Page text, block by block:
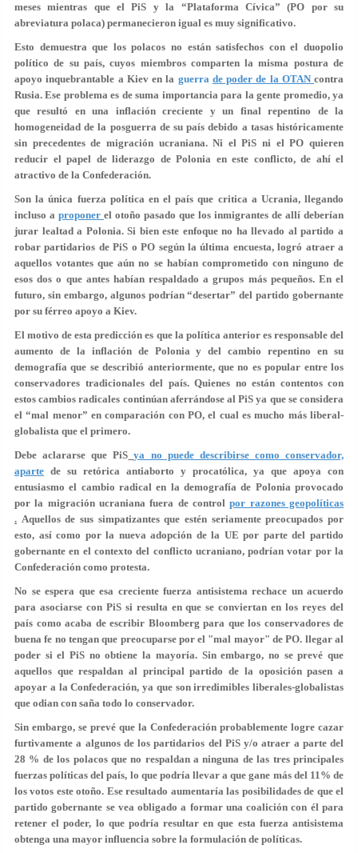
meses mientras que el PiS y la “Plataforma Cívica” (PO por su
abreviatura polaca) permanecieron igual es muy significativo.
Esto demuestra que los polacos no están satisfechos con el duopolio
político de su país, cuyos miembros comparten la misma postura de
apoyo inquebrantable a Kiev en la guerra de poder de la OTAN contra
Rusia. Ese problema es de suma importancia para la gente promedio, ya
que resultó en una inflación creciente y un final repentino de la
homogeneidad de la posguerra de su país debido a tasas históricamente
sin precedentes de migración ucraniana. Ni el PiS ni el PO quieren
reducir el papel de liderazgo de Polonia en este conflicto, de ahí el
atractivo de la Confederación.
Son la única fuerza política en el país que critica a Ucrania, llegando
incluso a proponer el otoño pasado que los inmigrantes de allí deberían
jurar lealtad a Polonia. Si bien este enfoque no ha llevado al partido a
robar partidarios de PiS o PO según la última encuesta, logró atraer a
aquellos votantes que aún no se habían comprometido con ninguno de
esos dos o que antes habían respaldado a grupos más pequeños. En el
futuro, sin embargo, algunos podrían “desertar” del partido gobernante
por su férreo apoyo a Kiev.
El motivo de esta predicción es que la política anterior es responsable del
aumento de la inflación de Polonia y del cambio repentino en su
demografía que se describió anteriormente, que no es popular entre los
conservadores tradicionales del país. Quienes no están contentos con
estos cambios radicales continúan aferrándose al PiS ya que se considera
el “mal menor” en comparación con PO, el cual es mucho más liberal-
globalista que el primero.
Debe aclararse que PiS ya no puede describirse como conservador,
aparte de su retórica antiaborto y procatólica, ya que apoya con
entusiasmo el cambio radical en la demografía de Polonia provocado
por la migración ucraniana fuera de controlpor razones geopolíticas
. Aquellos de sus simpatizantes que estén seriamente preocupados por
esto, así como por la nueva adopción de la UE por parte del partido
gobernante en el contexto del conflicto ucraniano, podrían votar por la
Confederación como protesta.
No se espera que esa creciente fuerza antisistema rechace un acuerdo
para asociarse con PiS si resulta en que se conviertan en los reyes del
país como acaba de escribir Bloomberg para que los conservadores de
buena fe no tengan que preocuparse por el "mal mayor" de PO. llegar al
poder si el PiS no obtiene la mayoría. Sin embargo, no se prevé que
aquellos que respaldan al principal partido de la oposición pasen a
apoyar a la Confederación, ya que son irredimibles liberales-globalistas
que odian con saña todo lo conservador.
Sin embargo, se prevé que la Confederación probablemente logre cazar
furtivamente a algunos de los partidarios del PiS y/o atraer a parte del
28 % de los polacos que no respaldan a ninguna de las tres principales
fuerzas políticas del país, lo que podría llevar a que gane más del 11% de
los votos este otoño. Ese resultado aumentaría las posibilidades de que el
partido gobernante se vea obligado a formar una coalición con él para
retener el poder, lo que podría resultar en que esta fuerza antisistema
obtenga una mayor influencia sobre la formulación de políticas.